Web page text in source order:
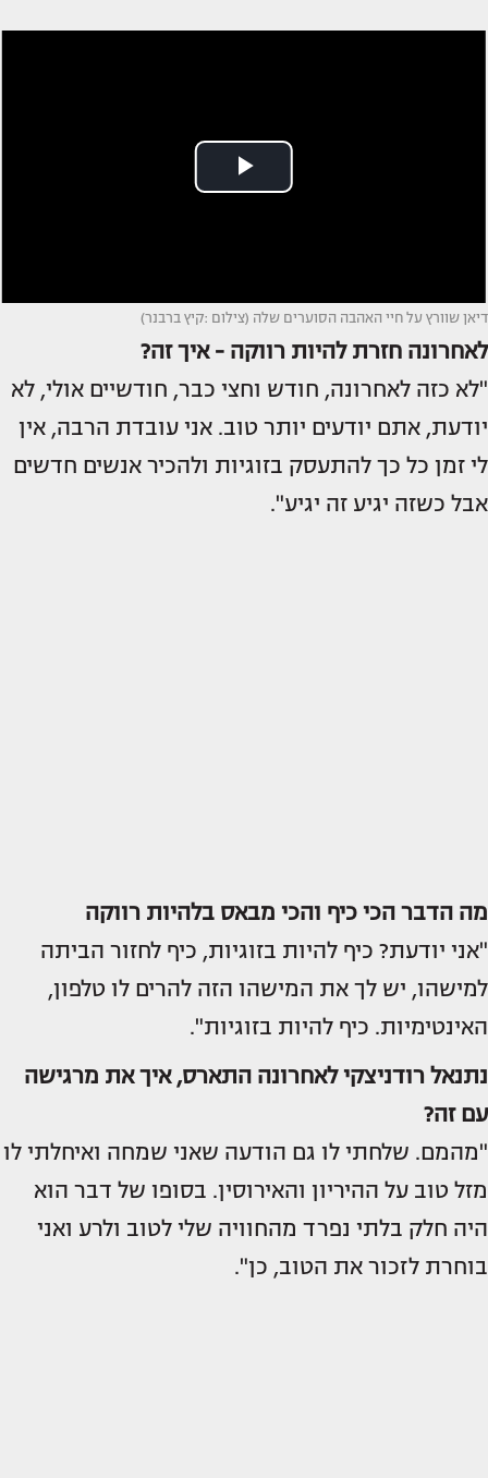
דיאן שוורץ על חיי האהבה הסוערים שלה (צילום :קיץ ברבנר)
לאחרונה חזרת להיות רווקה - איך זה?
"לא כזה לאחרונה, חודש וחצי כבר, חודשיים אולי, לא
יודעת, אתם יודעים יותר טוב. אני עובדת הרבה, אין
לי זמן כל כך להתעסק בזוגיות ולהכיר אנשים חדשים
אבל כשזה יגיע זה יגיע".
מה הדבר הכי כיף והכי מבאס בלהיות רווקה
"אני יודעת? כיף להיות בזוגיות, כיף לחזור הביתה
למישהו, יש לך את המישהו הזה להרים לו טלפון,
האינטימיות. כיף להיות בזוגיות".
נתנאל רודניצקי לאחרונה התארס, איך את מרגישה
עם זה?
"מהמם. שלחתי לו גם הודעה שאני שמחה ואיחלתי לו
מזל טוב על ההיריון והאירוסין. בסופו של דבר הוא
היה חלק בלתי נפרד מהחוויה שלי לטוב ולרע ואני
בוחרת לזכור את הטוב, כן".